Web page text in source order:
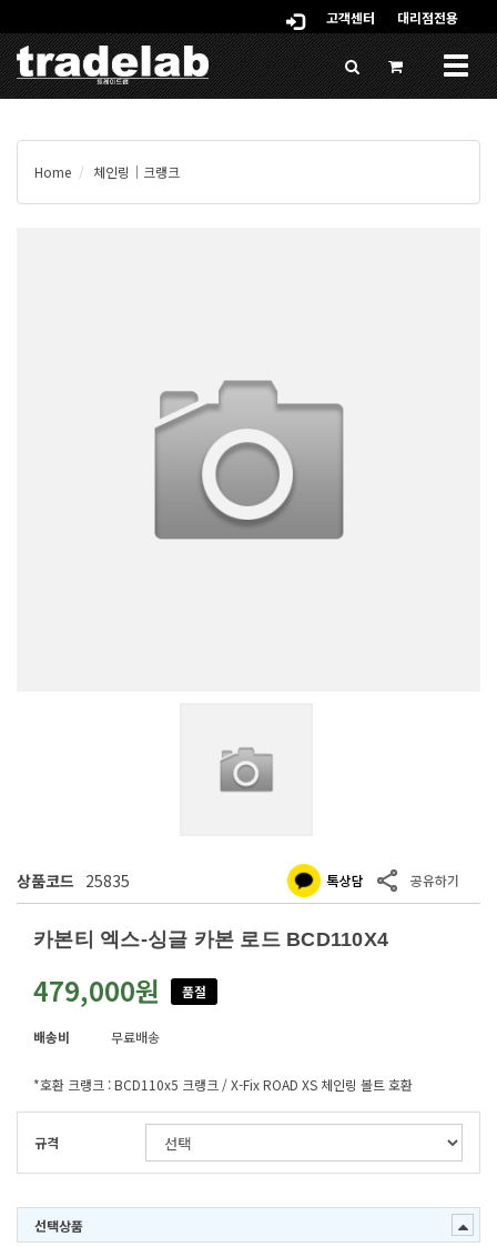
고객센터 대리점전용
Home 체인링│크랭크
상품코드 25835
카본티 엑스-싱글 카본 로드 BCD110X4
479,000원 품절
배송비 무료배송
*호환 크랭크 : BCD110x5 크랭크 / X-Fix ROAD XS 체인링 볼트 호환
규격
선택상품